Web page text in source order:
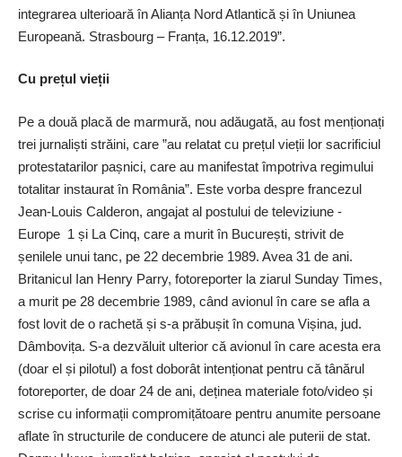
integrarea ulterioară în Alianța Nord Atlantică și în Uniunea
Europeană. Strasbourg – Franța, 16.12.2019”.
Cu prețul vieții
Pe a două placă de marmură, nou adăugată, au fost menționați
trei jurnaliști străini, care ”au relatat cu prețul vieții lor sacrificiul
protestatarilor pașnici, care au manifestat împotriva regimului
totalitar instaurat în România”. Este vorba despre francezul
Jean-Louis Calderon, angajat al postului de televiziune ­
Europe 1 și La Cinq, care a murit în București, strivit de
șenilele unui tanc, pe 22 decembrie 1989. Avea 31 de ani.
Britanicul Ian Henry Parry, fotoreporter la ziarul Sunday Times,
a murit pe 28 decembrie 1989, când avionul în care se afla a
fost lovit de o rachetă și s-a prăbușit în comuna Vișina, jud.
Dâmbovița. S-a dezvăluit ulterior că avionul în care acesta era
(doar el și pilotul) a fost doborât intenționat pentru că tânărul
fotoreporter, de doar 24 de ani, deținea materiale foto/video și
scrise cu informații compromițătoare pentru anumite persoane
aflate în structurile de conducere de atunci ale puterii de stat.